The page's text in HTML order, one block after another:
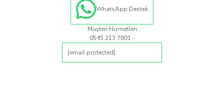
WhatsApp Destek
Müşteri Hizmetleri
0545 213 7801 -
[email protected]